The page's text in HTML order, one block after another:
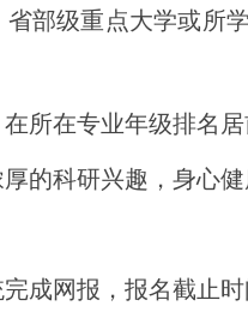
部级重点大学或所
所在专业年级排名居
的科研兴趣，身心健
成网报，报名截止时